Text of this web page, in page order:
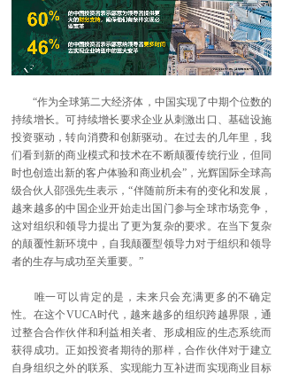
“作为全球第二大经济体，中国实现了中期个位数的
持续增长。可持续增长要求企业从刺激出口、基础设施
投资驱动，转向消费和创新驱动。在过去的几年里，我
们看到新的商业模式和技术在不断颠覆传统行业，但同
时也创造出新的客户体验和商业机会”，光辉国际全球高
级合伙人邵强先生表示，“伴随前所未有的变化和发展，
越来越多的中国企业开始走出国门参与全球市场竞争，
这对组织和领导力提出了更为复杂的要求。在当下复杂
的颠覆性新环境中，自我颠覆型领导力对于组织和领导
者的生存与成功至关重要。”
唯一可以肯定的是，未来只会充满更多的不确定
性。在这个VUCA时代，越来越多的组织跨越界限，通
过整合合作伙伴和利益相关者、形成相应的生态系统而
获得成功。正如投资者期待的那样，合作伙伴对于建立
自身组织之外的联系、实现能力互补进而实现商业目标